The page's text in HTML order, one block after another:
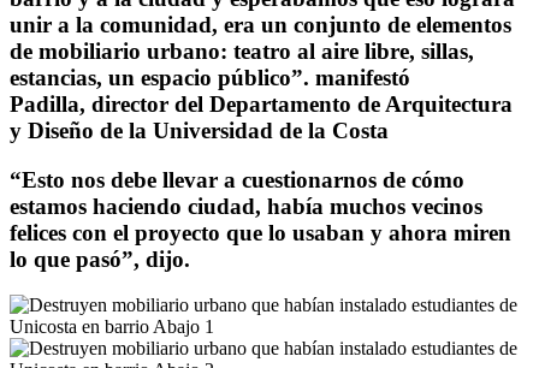
unir a la comunidad, era un conjunto de elementos
de mobiliario urbano: teatro al aire libre, sillas,
estancias, un espacio público”. manifestó
Padilla, director del Departamento de Arquitectura
y Diseño de la Universidad de la Costa
“Esto nos debe llevar a cuestionarnos de cómo
estamos haciendo ciudad, había muchos vecinos
felices con el proyecto que lo usaban y ahora miren
lo que pasó”, dijo.